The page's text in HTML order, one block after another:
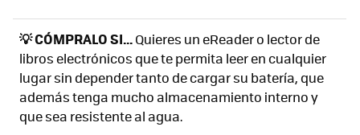
💡 CÓMPRALO SI...Quieres un eReader o lector de
libros electrónicos que te permita leer en cualquier
lugar sin depender tanto de cargar su batería, que
además tenga mucho almacenamiento interno y
que sea resistente al agua.